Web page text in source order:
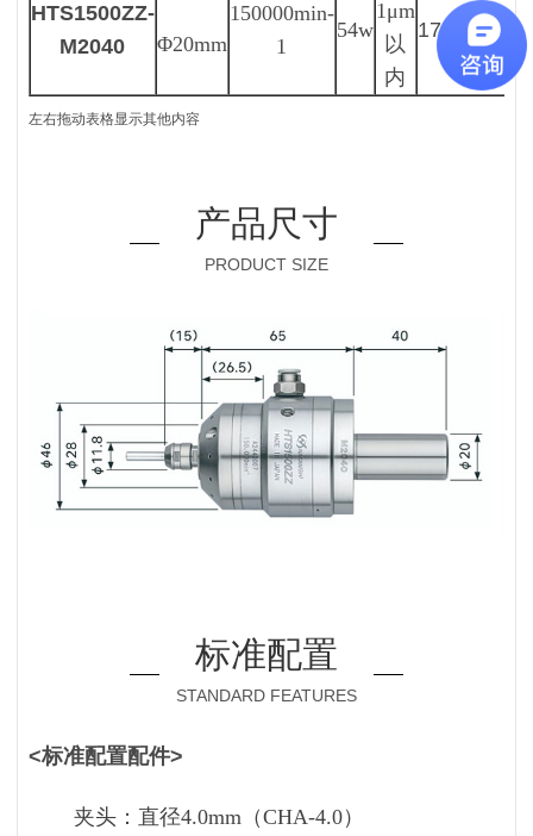
HTS1500ZZ-
M2040
Φ20mm
150000min-
1
54w
1μm
以
内
175NL/min
左右拖动表格显示其他内容
产品尺寸
PRODUCT SIZE
标准配置
STANDARD FEATURES
<标准配置配件>
夹头：直径4.0mm（CHA-4.0）